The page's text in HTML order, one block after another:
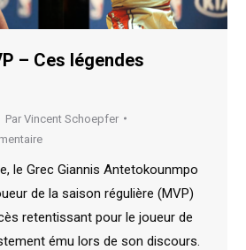
– Ces légendes
Par Vincent Schoepfer
le Grec Giannis Antetokounmpo
de la saison régulière (MVP)
retentissant pour le joueur de
ému lors de son discours.